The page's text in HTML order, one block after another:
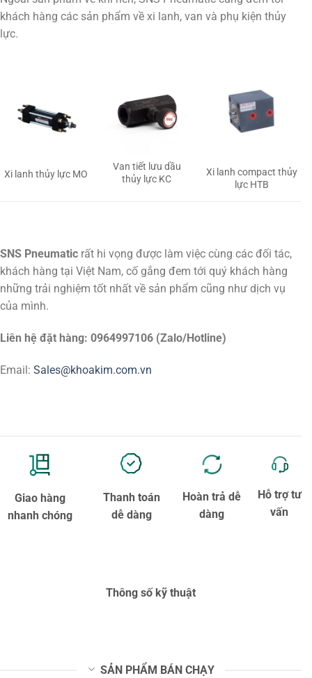
khách hàng các sản phẩm về xi lanh, van và phụ kiện thủy
lực.
Xi lanh thủy lực MO
Van tiết lưu dầu
thủy lực KC
Xi lanh compact thủy
lực HTB
SNS Pneumatic rất hi vọng được làm việc cùng các đối tác,
khách hàng tại Việt Nam, cố gắng đem tới quý khách hàng
những trải nghiệm tốt nhất về sản phẩm cũng như dịch vụ
của mình.
Liên hệ đặt hàng: 0964997106 (Zalo/Hotline)
Email: Sales@khoakim.com.vn
Giao hàng
nhanh chóng
Thanh toán
dễ dàng
Hoàn trả dễ
dàng
Hỗ trợ tư
vấn
Thông số kỹ thuật
SẢN PHẨM BÁN CHẠY